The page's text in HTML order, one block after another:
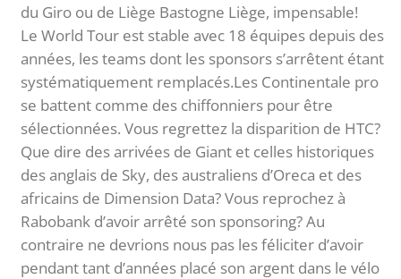
du Giro ou de Liège Bastogne Liège, impensable!
Le World Tour est stable avec 18 équipes depuis des
années, les teams dont les sponsors s’arrêtent étant
systématiquement remplacés.Les Continentale pro
se battent comme des chiffonniers pour être
sélectionnées. Vous regrettez la disparition de HTC?
Que dire des arrivées de Giant et celles historiques
des anglais de Sky, des australiens d’Oreca et des
africains de Dimension Data? Vous reprochez à
Rabobank d’avoir arrêté son sponsoring? Au
contraire ne devrions nous pas les féliciter d’avoir
pendant tant d’années placé son argent dans le vélo